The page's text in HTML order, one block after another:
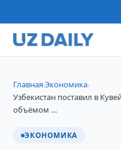
Главная›Экономика›
Узбекистан поставил в
объёмом …
ЭКОНОМИКА